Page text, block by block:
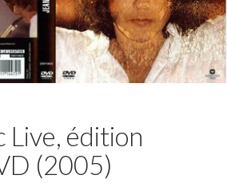
Live, édition
(2005)